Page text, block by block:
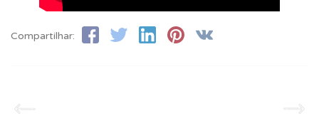
Compartilhar: